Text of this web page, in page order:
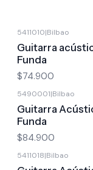
5411010|Bilbao
Guitarra
Funda
$74.900
5490001|Bilbao
Guitarra
Funda
$84.900
5411018|Bilbao